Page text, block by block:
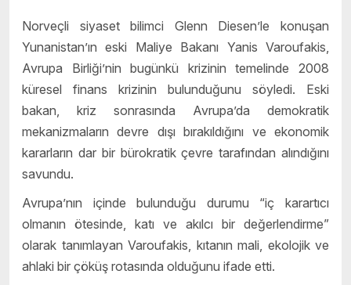
Norveçli siyaset bilimci Glenn Diesen’le konuşan
Yunanistan’ın eski Maliye Bakanı Yanis Varoufakis,
Avrupa Birliği’nin bugünkü krizinin temelinde 2008
küresel finans krizinin bulunduğunu söyledi. Eski
bakan, kriz sonrasında Avrupa’da demokratik
mekanizmaların devre dışı bırakıldığını ve ekonomik
kararların dar bir bürokratik çevre tarafından alındığını
savundu.
Avrupa’nın içinde bulunduğu durumu “iç karartıcı
olmanın ötesinde, katı ve akılcı bir değerlendirme”
olarak tanımlayan Varoufakis, kıtanın mali, ekolojik ve
ahlaki bir çöküş rotasında olduğunu ifade etti.